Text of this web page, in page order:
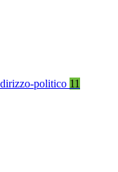
politico 11